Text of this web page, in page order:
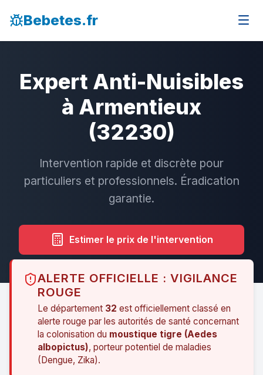
Bebetes.fr
Expert Anti-Nuisibles
à Armentieux
(32230)
Intervention rapide et discrète pour
particuliers et professionnels. Éradication
garantie.
Estimer le prix de l'intervention
ALERTE OFFICIELLE : VIGILANCE
ROUGE
Le département 32 est officiellement classé en
alerte rouge par les autorités de santé concernant
la colonisation du moustique tigre (Aedes
albopictus), porteur potentiel de maladies
(Dengue, Zika).